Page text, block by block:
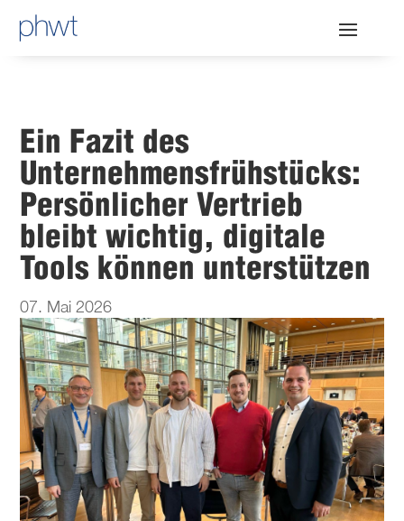
Ein Fazit des
Unternehmensfrühstücks:
Persönlicher Vertrieb
bleibt wichtig, digitale
Tools können unterstützen
07. Mai 2026